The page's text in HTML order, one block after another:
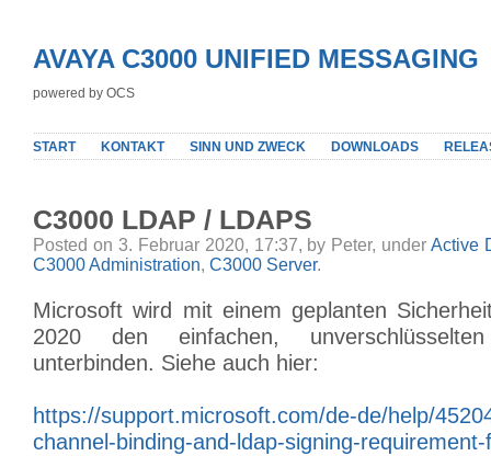
AVAYA C3000 UNIFIED MESSAGING
powered by OCS
START KONTAKT SINN UND ZWECK DOWNLOADS
C3000 LDAP / LDAPS
Posted on 3. Februar 2020, 17:37, by Peter, underActive
C3000 Administration, C3000 Server.
Microsoft wird mit einem geplanten
2020 den einfachen,
unterbinden. Siehe auch hier:
https://support.microsoft.com/de-de/help/
channel-binding-and-ldap-signing-